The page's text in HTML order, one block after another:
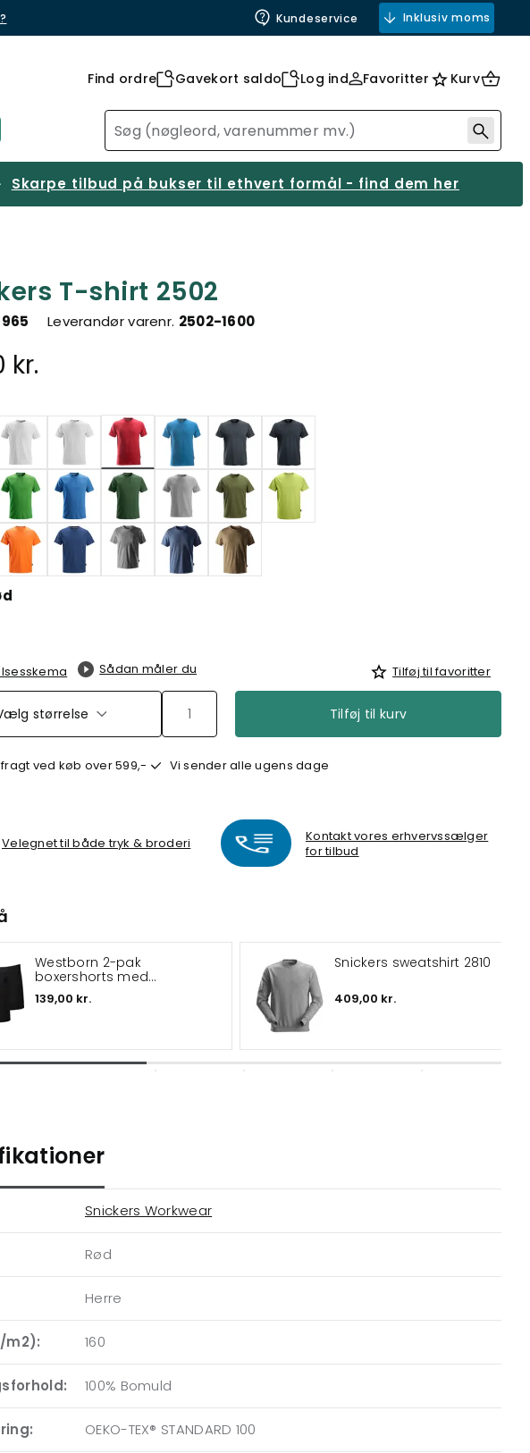
Kundeservice Inklusiv moms
Find ordre Gavekort saldo Log ind Favoritter Kurv
Skarpe tilbud på bukser til ethvert formål - find dem her
T-shirt 2502
Leverandør varenr. 2502-1600
kr.
valgte
Sådan måler du Tilføj til favoritter
størrelse Tilføj til kurv
ved køb over 599,- Vi sender alle ugens dage
Velegnet til både tryk & broderi
Kontakt vores erhvervssælger
for tilbud
Westborn 2-pak
boxershorts med
bambus
139,00 kr.
Snickers sweatshirt 2810
409,00 kr.
Snickers Workwear
Rød
Herre
160
100% Bomuld
OEKO-TEX® STANDARD 100